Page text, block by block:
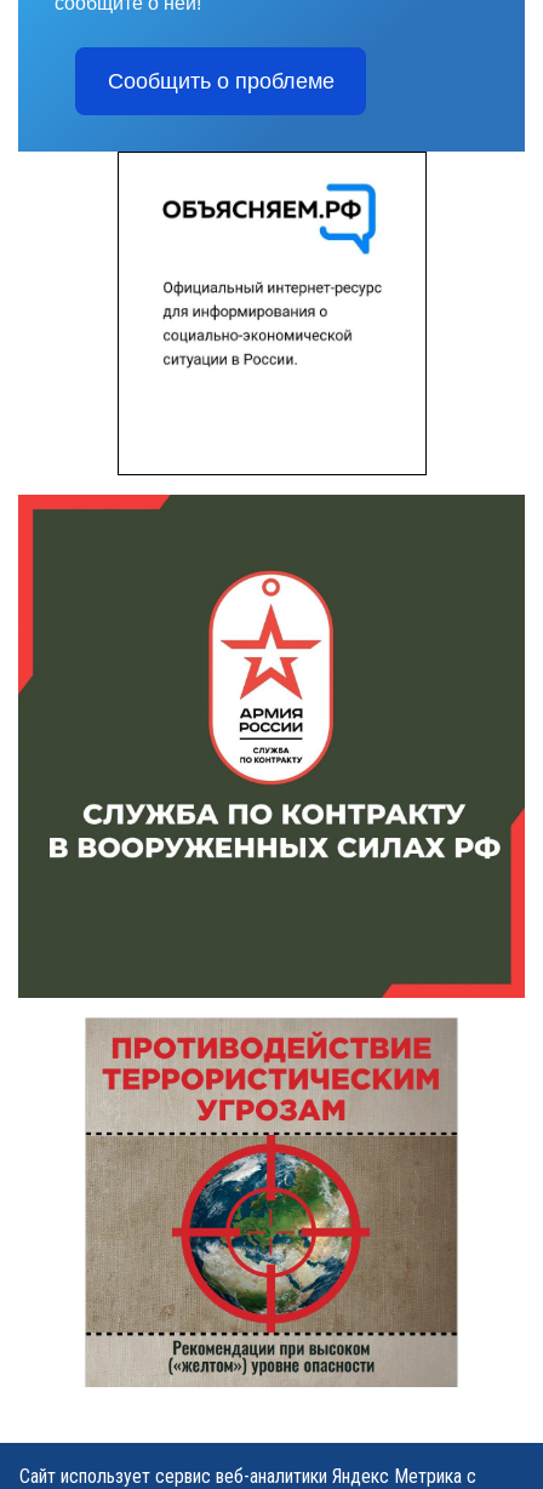
Сообщить о проблеме
Сайт использует сервис веб-аналитики Яндекс Метрика с